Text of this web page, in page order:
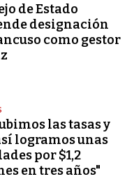
de Estado
designación
como gestor
las tasas y
logramos unas
por $1,2
en tres años"